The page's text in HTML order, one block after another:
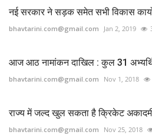
नई सरकार ने सड़क समेत सभी विकास
bhavtarini.com@gmail.com Jan 2, 2019
आज आठ नामांकन दाखिल : कुल 31
bhavtarini.com@gmail.com Nov 1, 2018
राज्य में जल्द खुल सकता है क्रिकेट
bhavtarini.com@gmail.com Nov 25, 2018